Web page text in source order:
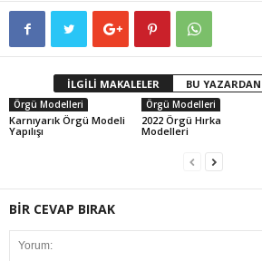
İLGİLİ MAKALELER BU
Örgü Modelleri
Karnıyarık Örgü Modeli
Yapılışı
Örgü Modelleri
2022 Örgü Hırka
Modelleri
BİR CEVAP BIRAK